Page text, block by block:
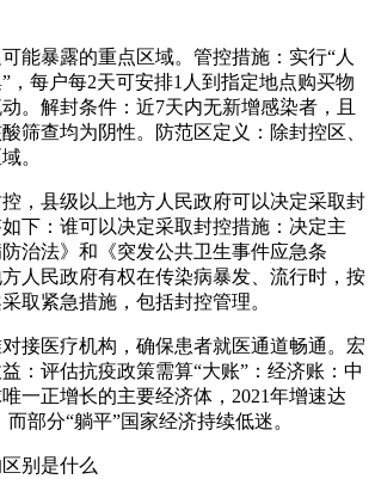
能暴露的重点区域。管控措施：实行“人
，每户每2天可安排1人到指定地点购买物
。解封条件：近7天内无新增感染者，且
筛查均为阴性。防范区定义：除封控区、
。
，县级以上地方人民政府可以决定采取封
下：谁可以决定采取封控措施：决定主
治法》和《突发公共卫生事件应急条
人民政府有权在传染病暴发、流行时，按
取紧急措施，包括封控管理。
接医疗机构，确保患者就医通道畅通。宏
：评估抗疫政策需算“大账”：经济账：中
一正增长的主要经济体，2021年增速达
部分“躺平”国家经济持续低迷。
别是什么